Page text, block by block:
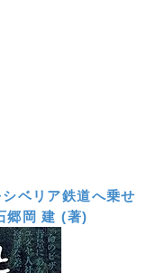
ベリア鉄道へ乗せ
郷岡 建 (著)